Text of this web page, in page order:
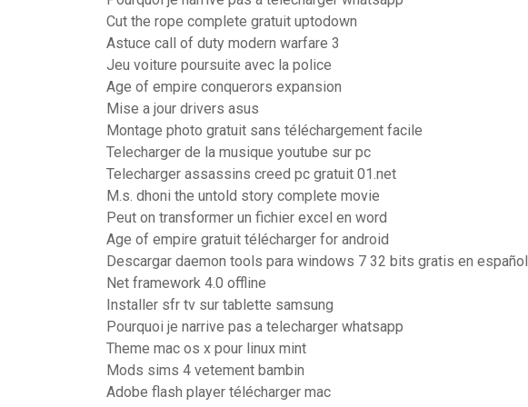
Cut the rope complete gratuit uptodown
Astuce call of duty modern warfare 3
Jeu voiture poursuite avec la police
Age of empire conquerors expansion
Mise a jour drivers asus
Montage photo gratuit sans téléchargement facile
Telecharger de la musique youtube sur pc
Telecharger assassins creed pc gratuit 01.net
M.s. dhoni the untold story complete movie
Peut on transformer un fichier excel en word
Age of empire gratuit télécharger for android
Descargar daemon tools para windows 7 32 bits gratis en español
Net framework 4.0 offline
Installer sfr tv sur tablette samsung
Pourquoi je narrive pas a telecharger whatsapp
Theme mac os x pour linux mint
Mods sims 4 vetement bambin
Adobe flash player télécharger mac